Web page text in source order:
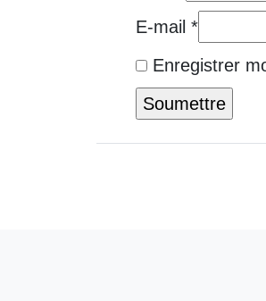
E-mail *
Enregistrer